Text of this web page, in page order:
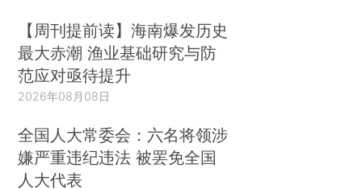
【周刊提前读】海南爆发历史
最大赤潮 渔业基础研究与防
范应对亟待提升
2026年08月08日
全国人大常委会：六名将领涉
嫌严重违纪违法 被罢免全国
人大代表